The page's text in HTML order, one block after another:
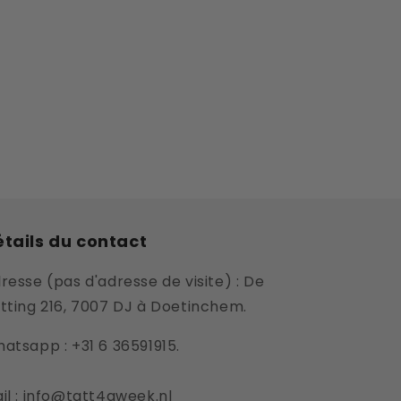
du contact
(pas d'adresse de visite) : De
216, 7007 DJ à Doetinchem.
: +31 6 36591915.
: info@tatt4aweek.nl